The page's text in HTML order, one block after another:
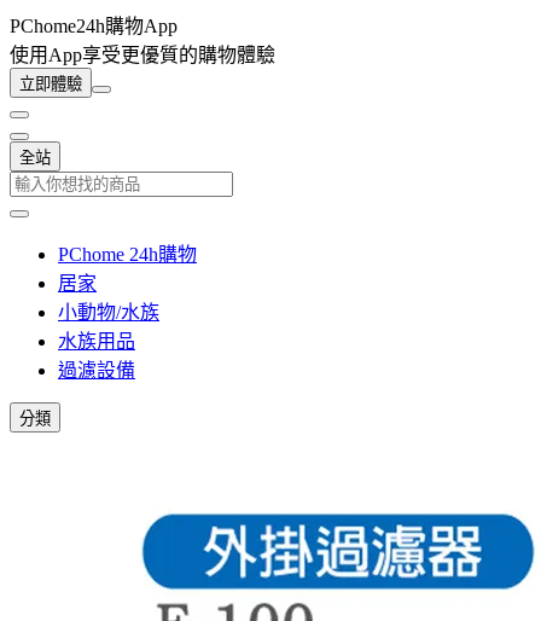
PChome24h購物App
使用App享受更優質的購物體驗
立即體驗
全站
PChome 24h購物
居家
小動物/水族
水族用品
過濾設備
分類